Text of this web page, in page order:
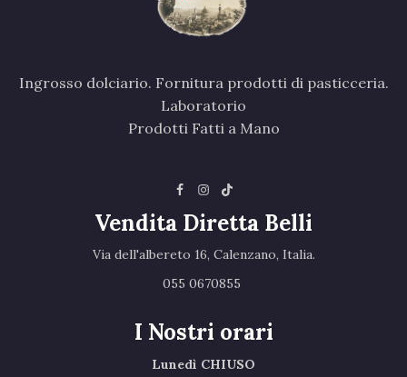
Ingrosso dolciario. Fornitura prodotti di pasticceria.
Laboratorio
Prodotti Fatti a Mano
Vendita Diretta Belli
Via dell'albereto 16, Calenzano, Italia.‎
055 0670855 ‎
I Nostri orari
Lunedì CHIUSO